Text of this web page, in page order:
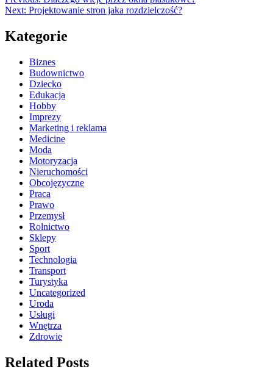
Next: Projektowanie stron jaka rozdzielczość?
Kategorie
Biznes
Budownictwo
Dziecko
Edukacja
Hobby
Imprezy
Marketing i reklama
Medicine
Moda
Motoryzacja
Nieruchomości
Obcojęzyczne
Praca
Prawo
Przemysł
Rolnictwo
Sklepy
Sport
Technologia
Transport
Turystyka
Uncategorized
Uroda
Usługi
Wnętrza
Zdrowie
Related Posts